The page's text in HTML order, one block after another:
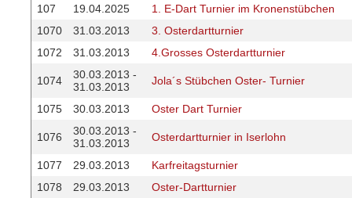
107
19.04.2025
1. E-Dart Turnier im Kronenstübchen
1070
31.03.2013
3. Osterdartturnier
1072
31.03.2013 4.Grosses Osterdartturnier
1074
30.03.2013 -
31.03.2013
Jola´s Stübchen Oster- Turnier
1075 30.03.2013 Oster Dart Turnier
1076
30.03.2013 -
31.03.2013
Osterdartturnier in Iserlohn
1077 29.03.2013
Karfreitagsturnier
1078
29.03.2013 Oster-Dartturnier